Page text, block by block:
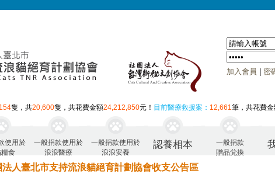
加入會員 密
隻，共20,600隻，共花費金額24,212,850元！ 目前醫療救援案： 12,661筆，共花費金
使用於
食
一般捐款使用於
浪浪醫療
一般捐款使用於
浪浪安養
認養相本
一般捐款
贈品兌換
法人臺北市支持流浪貓絕育計劃協會收支公告區